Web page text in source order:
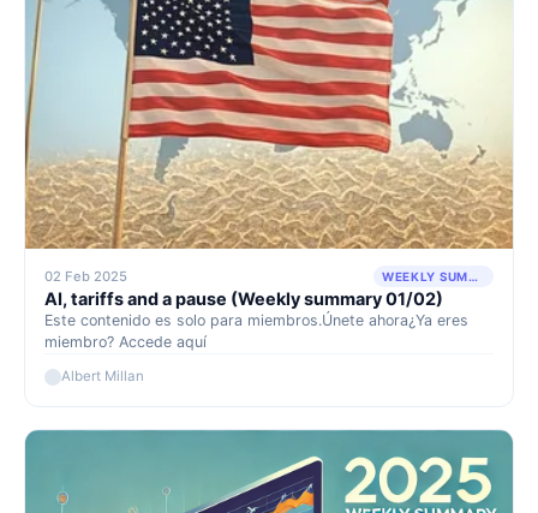
02 Feb 2025 WEEKLY SUMMARY
AI, tariffs and a pause (Weekly summary 01/02)
Este contenido es solo para miembros.Únete ahora¿Ya eres
miembro? Accede aquí
Albert Millan